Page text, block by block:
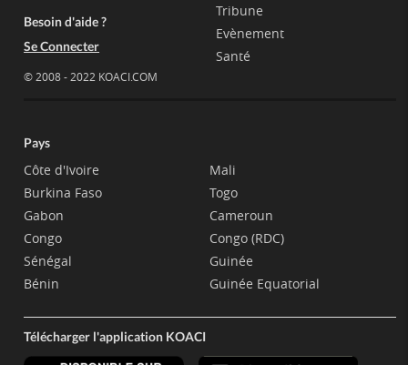
Besoin d'aide ?
Se Connecter
© 2008 - 2022 KOACI.COM
Tribune
Evènement
Santé
Pays
Côte d'Ivoire
Burkina Faso
Gabon
Congo
Sénégal
Bénin
Mali
Togo
Cameroun
Congo (RDC)
Guinée
Guinée Equatorial
Télécharger l'application KOACI